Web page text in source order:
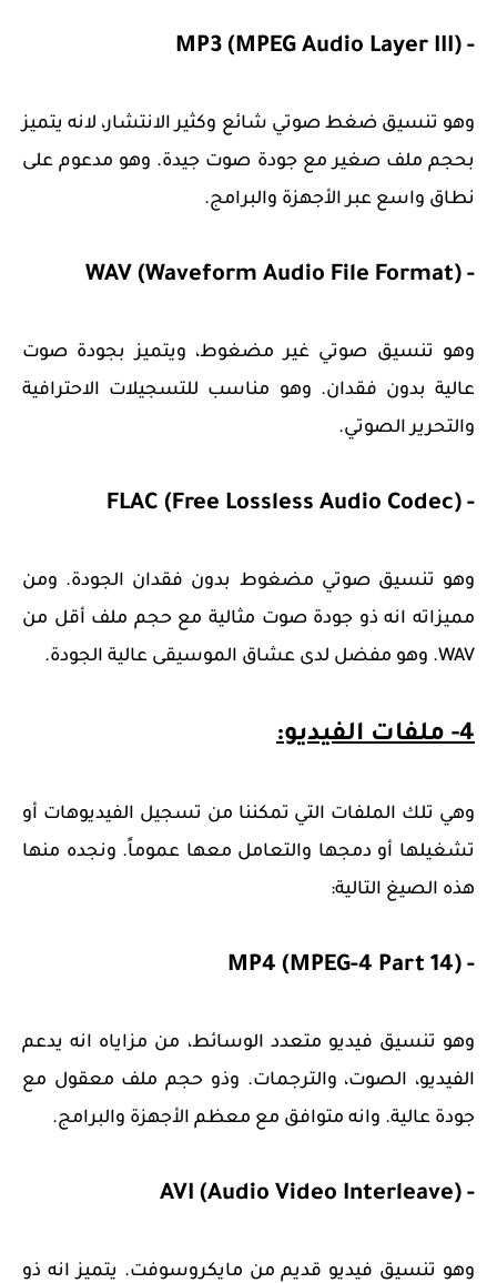
- MP3 (MPEG Audio Layer III)
وهو تنسيق ضغط صوتي شائع وكثير الانتشار، لانه يتميز
بحجم ملف صغير مع جودة صوت جيدة. وهو مدعوم على
نطاق واسع عبر الأجهزة والبرامج.
- WAV (Waveform Audio File Format)
وهو تنسيق صوتي غير مضغوط، ويتميز بجودة صوت
عالية بدون فقدان. وهو مناسب للتسجيلات الاحترافية
والتحرير الصوتي.
- FLAC (Free Lossless Audio Codec)
وهو تنسيق صوتي مضغوط بدون فقدان الجودة. ومن
مميزاته انه ذو جودة صوت مثالية مع حجم ملف أقل من
WAV. وهو مفضل لدى عشاق الموسيقى عالية الجودة.
4- ملفات الفيديو:
وهي تلك الملفات التي تمكننا من تسجيل الفيديوهات أو
تشغيلها أو دمجها والتعامل معها عموماً. ونجده منها
هذه الصيغ التالية:
- MP4 (MPEG-4 Part 14)
وهو تنسيق فيديو متعدد الوسائط، من مزاياه انه يدعم
الفيديو، الصوت، والترجمات. وذو حجم ملف معقول مع
جودة عالية. وانه متوافق مع معظم الأجهزة والبرامج.
- AVI (Audio Video Interleave)
وهو تنسيق فيديو قديم من مايكروسوفت. يتميز انه ذو